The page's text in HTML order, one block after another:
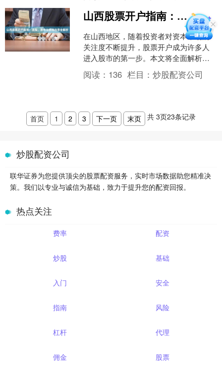
山西股票开户指南：流程、条件与券商选择全解析
在山西地区，随着投资者对资本市场的
关注度不断提升，股票开户成为许多人
进入股市的第一步。本文将全面解析山
西股票开户的流程、条件以及如何选择
合适的券商，帮助投资者高....
阅读： 136 栏目：炒股配资公司
首页 1 2 3 下一页 末页 共 3页23条记录
炒股配资公司
联华证券为您提供顶尖的股票配资服务，实时市场数据助您精准决
策。我们以专业与诚信为基础，致力于提升您的配资回报。
热点关注
费率 配资
炒股 基础
入门 安全
指南 风险
杠杆 代理
佣金 股票